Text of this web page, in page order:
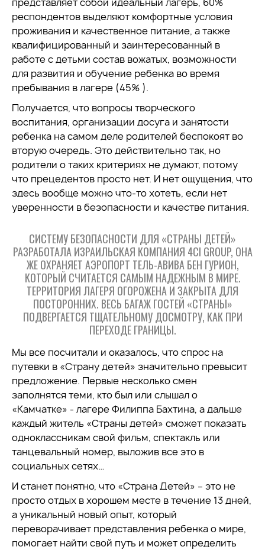
респондентов выделяют комфортные условия
проживания и качественное питание, а также
квалифицированный и заинтересованный в
работе с детьми состав вожатых, возможности
для развития и обучение ребенка во время
пребывания в лагере (45% ).
Получается, что вопросы творческого
воспитания, организации досуга и занятости
ребенка на самом деле родителей беспокоят во
вторую очередь. Это действительно так, но
родители о таких критериях не думают, потому
что прецедентов просто нет. И нет ощущения, что
здесь вообще можно что-то хотеть, если нет
уверенности в безопасности и качестве питания.
СИСТЕМУ БЕЗОПАСНОСТИ ДЛЯ «СТРАНЫ ДЕТЕЙ»
РАЗРАБОТАЛА ИЗРАИЛЬСКАЯ КОМПАНИЯ 4CI GROUP, ОНА
ЖЕ ОХРАНЯЕТ АЭРОПОРТ ТЕЛЬ-АВИВА БЕН ГУРИОН,
КОТОРЫЙ СЧИТАЕТСЯ САМЫМ НАДЕЖНЫМ В МИРЕ.
ТЕРРИТОРИЯ ЛАГЕРЯ ОГОРОЖЕНА И ЗАКРЫТА ДЛЯ
ПОСТОРОННИХ. ВЕСЬ БАГАЖ ГОСТЕЙ «СТРАНЫ»
ПОДВЕРГАЕТСЯ ТЩАТЕЛЬНОМУ ДОСМОТРУ, КАК ПРИ
ПЕРЕХОДЕ ГРАНИЦЫ.
Мы все посчитали и оказалось, что спрос на
путевки в «Страну детей» значительно превысит
предложение. Первые несколько смен
заполнятся теми, кто был или слышал о
«Камчатке» - лагере Филиппа Бахтина, а дальше
каждый житель «Страны детей» сможет показать
одноклассникам свой фильм, спектакль или
танцевальный номер, выложив все это в
социальных сетях…
И станет понятно, что «Страна Детей» – это не
просто отдых в хорошем месте в течение 13 дней,
а уникальный новый опыт, который
переворачивает представления ребенка о мире,
помогает найти свой путь и может определить